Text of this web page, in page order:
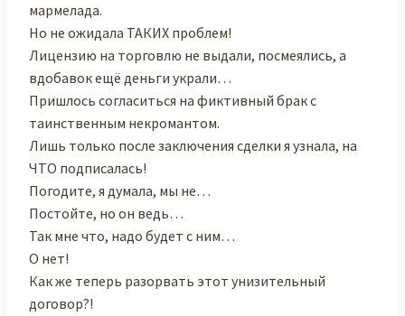
мармелада.
Но не ожидала ТАКИХ проблем!
Лицензию на торговлю не выдали, посмеялись, а
вдобавок ещё деньги украли…
Пришлось согласиться на фиктивный брак с
таинственным некромантом.
Лишь только после заключения сделки я узнала, на
ЧТО подписалась!
Погодите, я думала, мы не…
Постойте, но он ведь…
Так мне что, надо будет с ним…
О нет!
Как же теперь разорвать этот унизительный
договор?!